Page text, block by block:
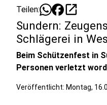
Teilen: open_in_new
Sundern:
Schlägerei in
Beim Schützenfest in
Personen verletzt
Veröffentlicht: Montag,